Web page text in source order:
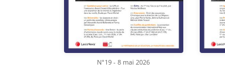
N°19 - 8 mai 2026